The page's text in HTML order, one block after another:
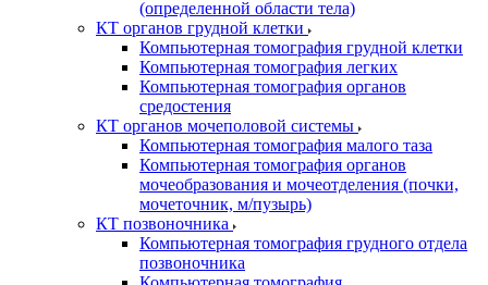
(определенной области тела)
КТ органов грудной клетки
Компьютерная томография грудной клетки
Компьютерная томография легких
Компьютерная томография органов
средостения
КТ органов мочеполовой системы
Компьютерная томография малого таза
Компьютерная томография органов
мочеобразования и мочеотделения (почки,
мочеточник, м/пузырь)
КТ позвоночника
Компьютерная томография грудного отдела
позвоночника